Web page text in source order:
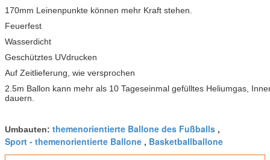
170mm Leinenpunkte können mehr Kraft stehen.
Feuerfest
Wasserdicht
Geschütztes UVdrucken
Auf Zeitlieferung, wie versprochen
2.5m Ballon kann mehr als 10 Tageseinmal gefülltes Heliumgas,
dauern.
Umbauten: themenorientierte Ballone des Fußballs ,
Sport - themenorientierte Ballone , Basketballballone